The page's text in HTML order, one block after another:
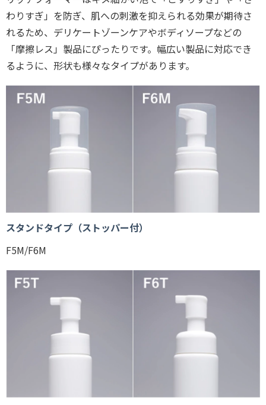
わりすぎ」を防ぎ、肌への刺激を抑えられる効果が期待さ
れるため、デリケートゾーンケアやボディソープなどの
「摩擦レス」製品にぴったりです。幅広い製品に対応でき
るように、形状も様々なタイプがあります。
スタンドタイプ（ストッパー付）
F5M/F6M